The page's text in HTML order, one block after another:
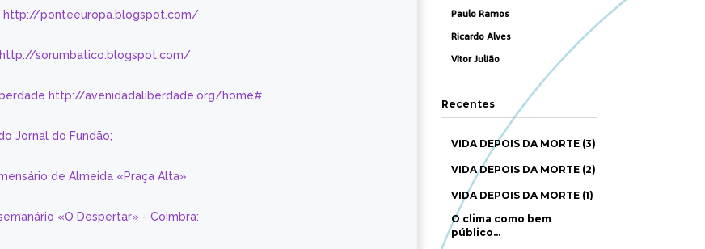
http://ponteeuropa.blogspot.com/
sorumbatico.blogspot.com/
http://avenidadaliberdade.org/home#
Jornal do Fundão;
de Almeida «Praça Alta»
«O Despertar» - Coimbra:
Paulo Ramos
Ricardo Alves
Vítor Julião
Recentes
VIDA DEPOIS DA MORTE (3)
VIDA DEPOIS DA MORTE (2)
VIDA DEPOIS DA MORTE (1)
O clima como bem
público…